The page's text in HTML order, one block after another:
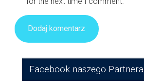
Facebook naszego Partnera